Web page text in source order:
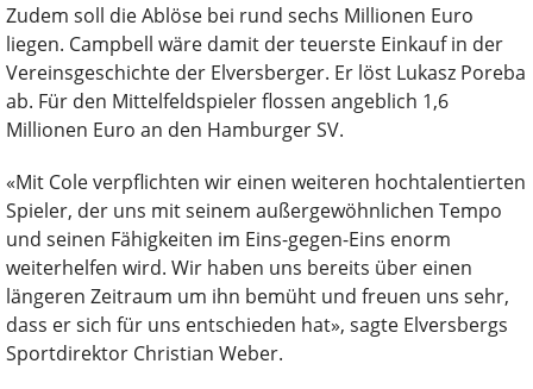
Zudem soll die Ablöse bei rund sechs Millionen Euro
liegen. Campbell wäre damit der teuerste Einkauf in der
Vereinsgeschichte der Elversberger. Er löst Lukasz Poreba
ab. Für den Mittelfeldspieler flossen angeblich 1,6
Millionen Euro an den Hamburger SV.
«Mit Cole verpflichten wir einen weiteren hochtalentierten
Spieler, der uns mit seinem außergewöhnlichen Tempo
und seinen Fähigkeiten im Eins-gegen-Eins enorm
weiterhelfen wird. Wir haben uns bereits über einen
längeren Zeitraum um ihn bemüht und freuen uns sehr,
dass er sich für uns entschieden hat», sagte Elversbergs
Sportdirektor Christian Weber.